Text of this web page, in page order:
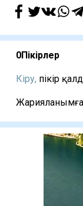
0Пікірлер
Кіру, пікір
Жарияланымға